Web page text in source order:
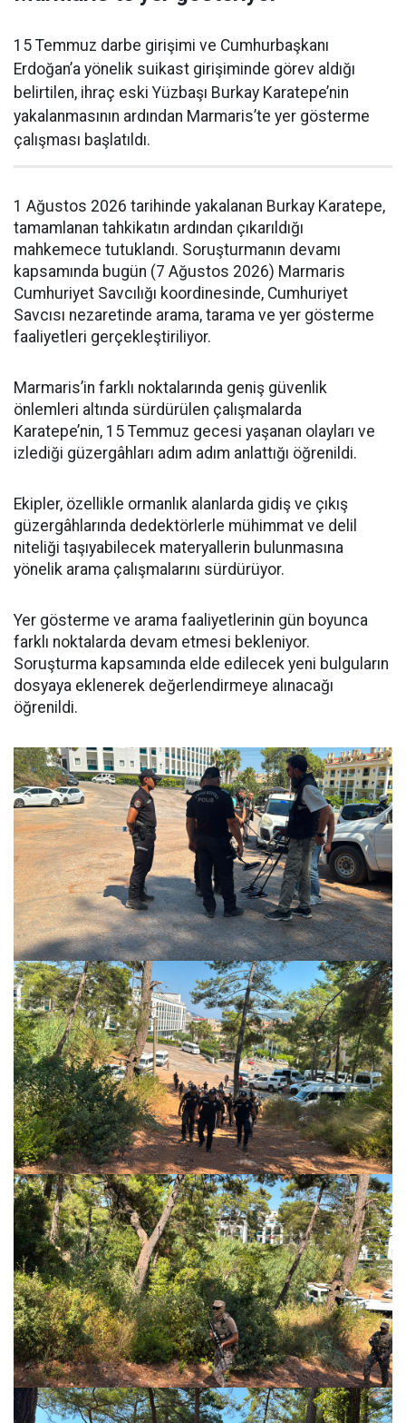
15 Temmuz darbe girişimi ve Cumhurbaşkanı
Erdoğan’a yönelik suikast girişiminde görev aldığı
belirtilen, ihraç eski Yüzbaşı Burkay Karatepe’nin
yakalanmasının ardından Marmaris’te yer gösterme
çalışması başlatıldı.
1 Ağustos 2026 tarihinde yakalanan Burkay Karatepe,
tamamlanan tahkikatın ardından çıkarıldığı
mahkemece tutuklandı. Soruşturmanın devamı
kapsamında bugün (7 Ağustos 2026) Marmaris
Cumhuriyet Savcılığı koordinesinde, Cumhuriyet
Savcısı nezaretinde arama, tarama ve yer gösterme
faaliyetleri gerçekleştiriliyor.
Marmaris’in farklı noktalarında geniş güvenlik
önlemleri altında sürdürülen çalışmalarda
Karatepe’nin, 15 Temmuz gecesi yaşanan olayları ve
izlediği güzergâhları adım adım anlattığı öğrenildi.
Ekipler, özellikle ormanlık alanlarda gidiş ve çıkış
güzergâhlarında dedektörlerle mühimmat ve delil
niteliği taşıyabilecek materyallerin bulunmasına
yönelik arama çalışmalarını sürdürüyor.
Yer gösterme ve arama faaliyetlerinin gün boyunca
farklı noktalarda devam etmesi bekleniyor.
Soruşturma kapsamında elde edilecek yeni bulguların
dosyaya eklenerek değerlendirmeye alınacağı
öğrenildi.